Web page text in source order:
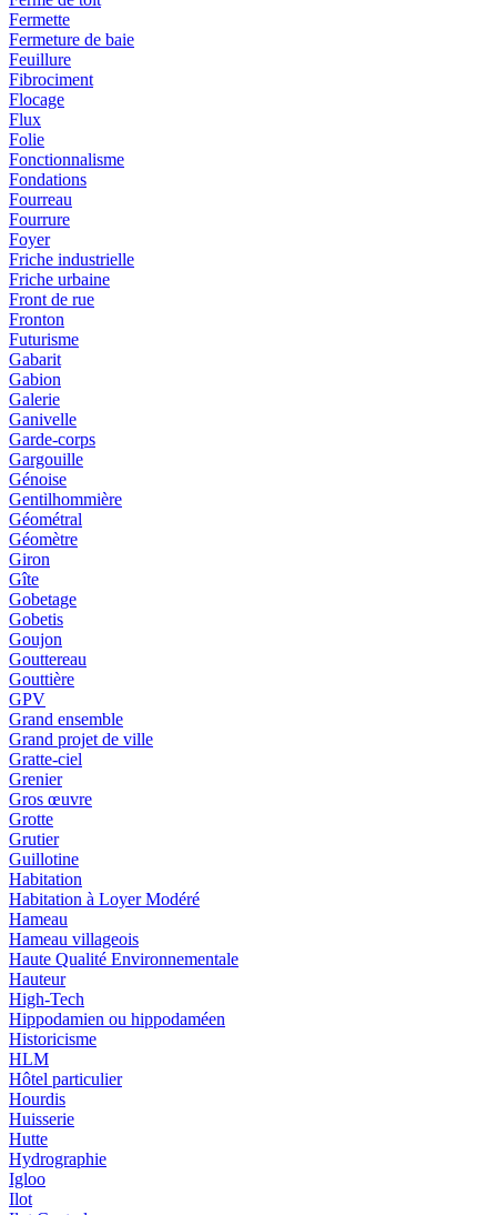
Fermette
Fermeture de baie
Feuillure
Fibrociment
Flocage
Flux
Folie
Fonctionnalisme
Fondations
Fourreau
Fourrure
Foyer
Friche industrielle
Friche urbaine
Front de rue
Fronton
Futurisme
Gabarit
Gabion
Galerie
Ganivelle
Garde-corps
Gargouille
Génoise
Gentilhommière
Géométral
Géomètre
Giron
Gîte
Gobetage
Gobetis
Goujon
Gouttereau
Gouttière
GPV
Grand ensemble
Grand projet de ville
Gratte-ciel
Grenier
Gros œuvre
Grotte
Grutier
Guillotine
Habitation
Habitation à Loyer Modéré
Hameau
Hameau villageois
Haute Qualité Environnementale
Hauteur
High-Tech
Hippodamien ou hippodaméen
Historicisme
HLM
Hôtel particulier
Hourdis
Huisserie
Hutte
Hydrographie
Igloo
Ilot